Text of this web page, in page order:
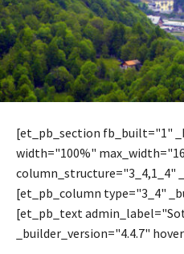
[et_pb_section fb_built="1"
width="100%"
column_structure="3_4,1_4"
[et_pb_column type="3_4"
[et_pb_text
_builder_version="4.4.7"